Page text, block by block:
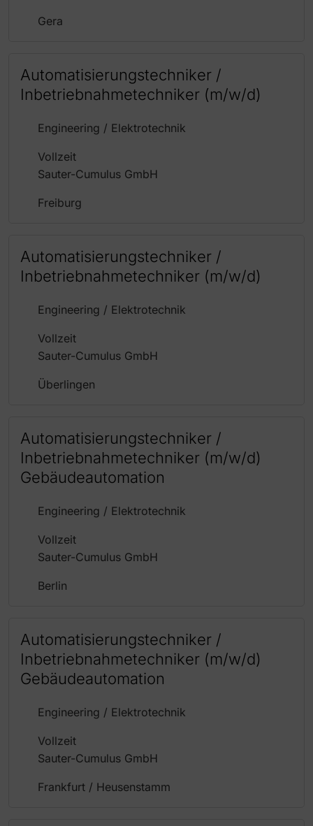
Gera
Automatisierungstechniker /
Inbetriebnahmetechniker (m/w/d)
Engineering / Elektrotechnik
Vollzeit
Sauter-Cumulus GmbH
Freiburg
Automatisierungstechniker /
Inbetriebnahmetechniker (m/w/d)
Engineering / Elektrotechnik
Vollzeit
Sauter-Cumulus GmbH
Überlingen
Automatisierungstechniker /
Inbetriebnahmetechniker (m/w/d)
Gebäudeautomation
Engineering / Elektrotechnik
Vollzeit
Sauter-Cumulus GmbH
Berlin
Automatisierungstechniker /
Inbetriebnahmetechniker (m/w/d)
Gebäudeautomation
Engineering / Elektrotechnik
Vollzeit
Sauter-Cumulus GmbH
Frankfurt / Heusenstamm